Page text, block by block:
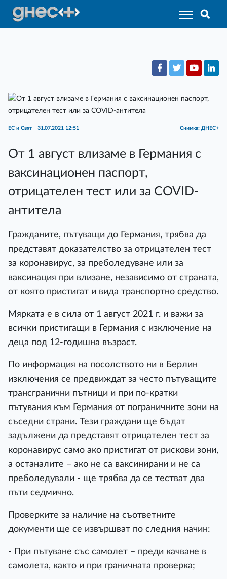
ЕС и Свят 31.07.2021 12:51 Снимка: ДНЕС+
От 1 август влизаме в Германия с
ваксинационен паспорт,
отрицателен тест или за COVID-
антитела
Гражданите, пътуващи до Германия, трябва да
представят доказателство за отрицателен тест
за коронавирус, за преболедуване или за
ваксинация при влизане, независимо от страната,
от която пристигат и вида транспортно средство.
Мярката е в сила от 1 август 2021 г. и важи за
всички пристигащи в Германия с изключение на
деца под 12-годишна възраст.
По информация на посолството ни в Берлин
изключения се предвиждат за често пътуващите
трансгранични пътници и при по-кратки
пътувания към Германия от пограничните зони на
съседни страни. Тези граждани ще бъдат
задължени да представят отрицателен тест за
коронавирус само ако пристигат от рискови зони,
а останалите – ако не са ваксинирани и не са
преболедували - ще трябва да се тестват два
пъти седмично.
Проверките за наличие на съответните
документи ще се извършват по следния начин:
- При пътуване със самолет – преди качване в
самолета, както и при граничната проверка;